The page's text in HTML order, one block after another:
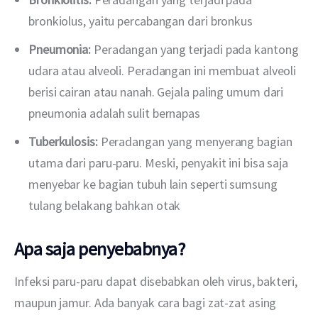
bronkiolus, yaitu percabangan dari bronkus
Pneumonia: Peradangan yang terjadi pada kantong
udara atau alveoli. Peradangan ini membuat alveoli
berisi cairan atau nanah. Gejala paling umum dari
pneumonia adalah sulit bernapas
Tuberkulosis: Peradangan yang menyerang bagian
utama dari paru-paru. Meski, penyakit ini bisa saja
menyebar ke bagian tubuh lain seperti sumsung
tulang belakang bahkan otak
Apa saja penyebabnya?
Infeksi paru-paru dapat disebabkan oleh virus, bakteri,
maupun jamur. Ada banyak cara bagi zat-zat asing